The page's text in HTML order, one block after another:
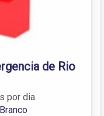
de Rio
por dia.